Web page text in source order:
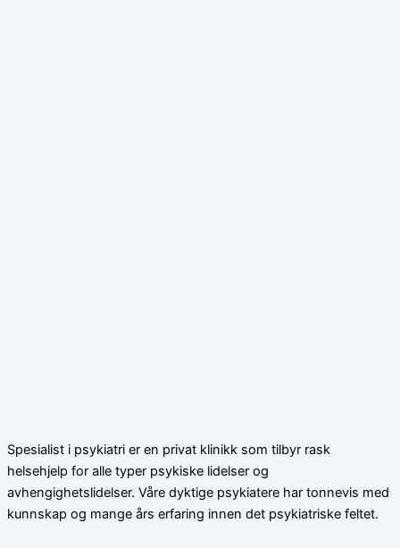
Spesialist i psykiatri er en privat klinikk som tilbyr rask
helsehjelp for alle typer psykiske lidelser og
avhengighetslidelser. Våre dyktige psykiatere har tonnevis med
kunnskap og mange års erfaring innen det psykiatriske feltet.